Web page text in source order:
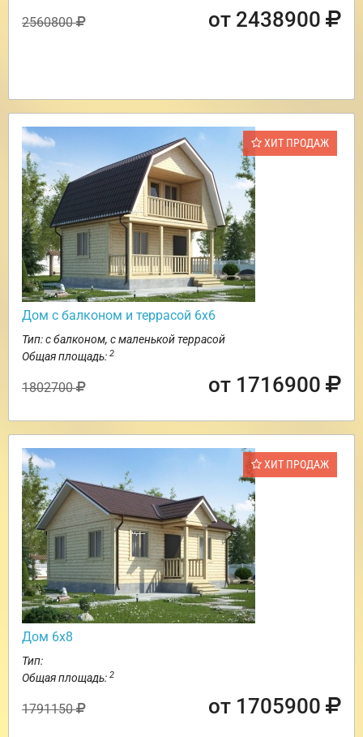
2560800 от 2438900
ХИТ ПРОДАЖ
Дом с балконом и террасой 6х6
Тип: с балконом, с маленькой террасой
Общая площадь: 2
1802700 от 1716900
ХИТ ПРОДАЖ
Дом 6х8
Тип:
Общая площадь: 2
1791150 от 1705900